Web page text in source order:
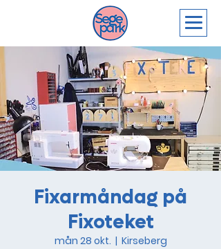
Fixarmåndag på
Fixoteket
mån 28 okt.
  |
Kirseberg